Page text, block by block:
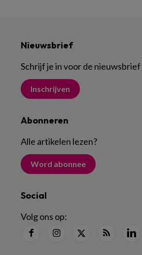
Nieuwsbrief
Schrijf je in voor de nieuwsbrief
Inschrijven
Abonneren
Alle artikelen lezen?
Word abonnee
Social
Volg ons op: